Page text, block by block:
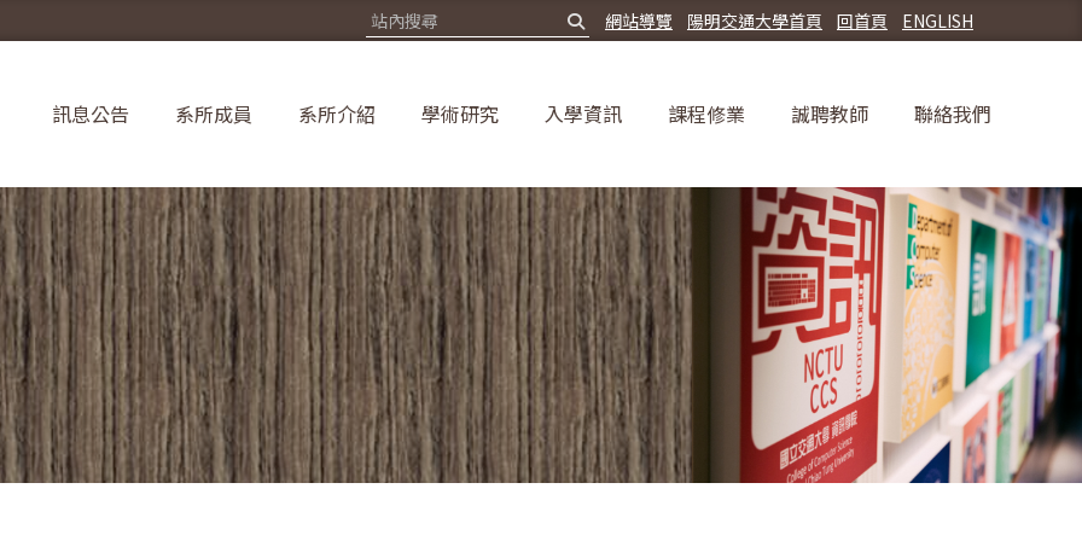
ENGLISH
回首頁
陽明交通大學首頁
網站導覽
訊息公告 系所成員 系所介紹 學術研究 入學資訊 課程修業 誠聘教師 聯絡我們